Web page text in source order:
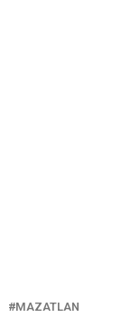
MAZATLAN